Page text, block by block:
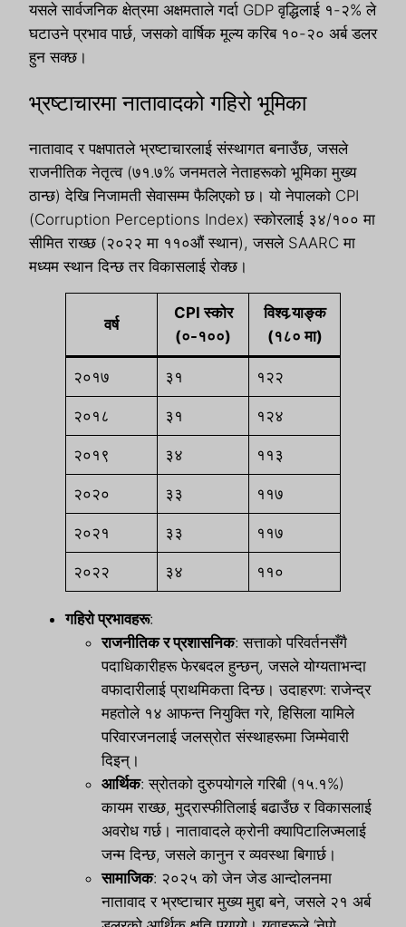
यसले सार्वजनिक क्षेत्रमा अक्षमताले गर्दा GDP वृद्धिलाई १-२% ले
घटाउने प्रभाव पार्छ, जसको वार्षिक मूल्य करिब १०-२० अर्ब डलर
हुन सक्छ।
भ्रष्टाचारमा नातावादको गहिरो भूमिका
नातावाद र पक्षपातले भ्रष्टाचारलाई संस्थागत बनाउँछ, जसले
राजनीतिक नेतृत्व (७१.७% जनमतले नेताहरूको भूमिका मुख्य
ठान्छ) देखि निजामती सेवासम्म फैलिएको छ। यो नेपालको CPI
(Corruption Perceptions Index) स्कोरलाई ३४/१०० मा
सीमित राख्छ (२०२२ मा ११०औं स्थान), जसले SAARC मा
मध्यम स्थान दिन्छ तर विकासलाई रोक्छ।
वर्ष
CPI स्कोर
(०-१००)
विश्व र्‍याङ्क
(१८० मा)
२०१७ ३१ १२२
२०१८ ३१ १२४
२०१९ ३४ ११३
२०२० ३३ ११७
२०२१ ३३ ११७
२०२२ ३४ ११०
गहिरो प्रभावहरू:
राजनीतिक र प्रशासनिक: सत्ताको परिवर्तनसँगै
पदाधिकारीहरू फेरबदल हुन्छन्, जसले योग्यताभन्दा
वफादारीलाई प्राथमिकता दिन्छ। उदाहरण: राजेन्द्र
महतोले १४ आफन्त नियुक्ति गरे, हिसिला यामिले
परिवारजनलाई जलस्रोत संस्थाहरूमा जिम्मेवारी
दिइन्।
आर्थिक: स्रोतको दुरुपयोगले गरिबी (१५.१%)
कायम राख्छ, मुद्रास्फीतिलाई बढाउँछ र विकासलाई
अवरोध गर्छ। नातावादले क्रोनी क्यापिटालिज्मलाई
जन्म दिन्छ, जसले कानुन र व्यवस्था बिगार्छ।
सामाजिक: २०२५ को जेन जेड आन्दोलनमा
नातावाद र भ्रष्टाचार मुख्य मुद्दा बने, जसले २१ अर्ब